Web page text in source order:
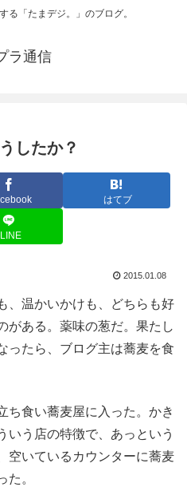
る「たまデジ。」のブログ。
ラ通信
したか？
はてブ
LINE
2015.01.08
、温かいかけも、どちらも好
がある。薬味の葱だ。果たし
ったら、ブログ主は蕎麦を食
ち食い蕎麦屋に入った。かき
いう店の特徴で、あっという
空いているカウンターに蕎麦
た。